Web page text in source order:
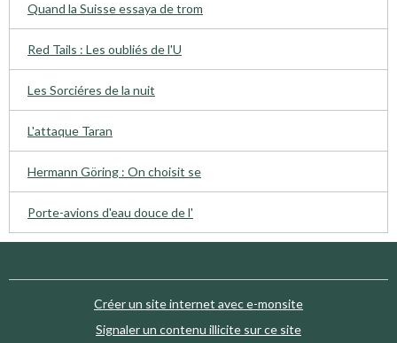
Quand la Suisse essaya de trom
Red Tails : Les oubliés de l'U
Les Sorciéres de la nuit
L'attaque Taran
Hermann Göring : On choisit se
Porte-avions d'eau douce de l'
Créer un site internet avec e-monsite
Signaler un contenu illicite sur ce site